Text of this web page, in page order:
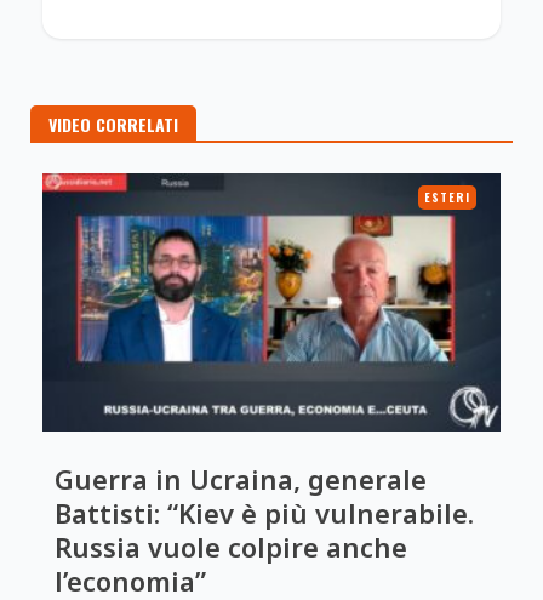
VIDEO CORRELATI
ESTERI
Guerra in Ucraina, generale
Battisti: “Kiev è più vulnerabile.
Russia vuole colpire anche
l’economia”